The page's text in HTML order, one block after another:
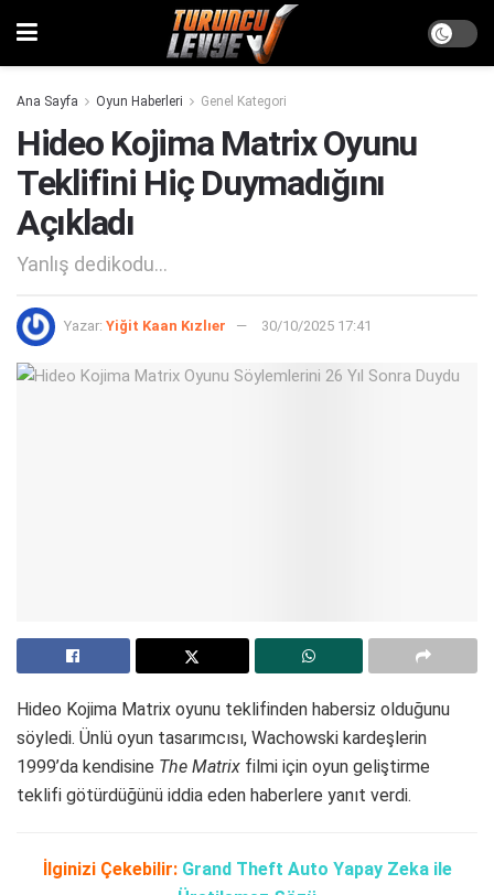
Ana Sayfa Oyun Haberleri Genel Kategori
Hideo Kojima Matrix Oyunu
Teklifini Hiç Duymadığını
Açıkladı
Yanlış dedikodu...
Yazar: Yiğit Kaan Kızlıer 30/10/2025 17:41
Hideo Kojima Matrix oyunu teklifinden habersiz olduğunu
söyledi. Ünlü oyun tasarımcısı, Wachowski kardeşlerin
1999’da kendisine The Matrix filmi için oyun geliştirme
teklifi götürdüğünü iddia eden haberlere yanıt verdi.
İlginizi Çekebilir: Grand Theft Auto Yapay Zeka ile